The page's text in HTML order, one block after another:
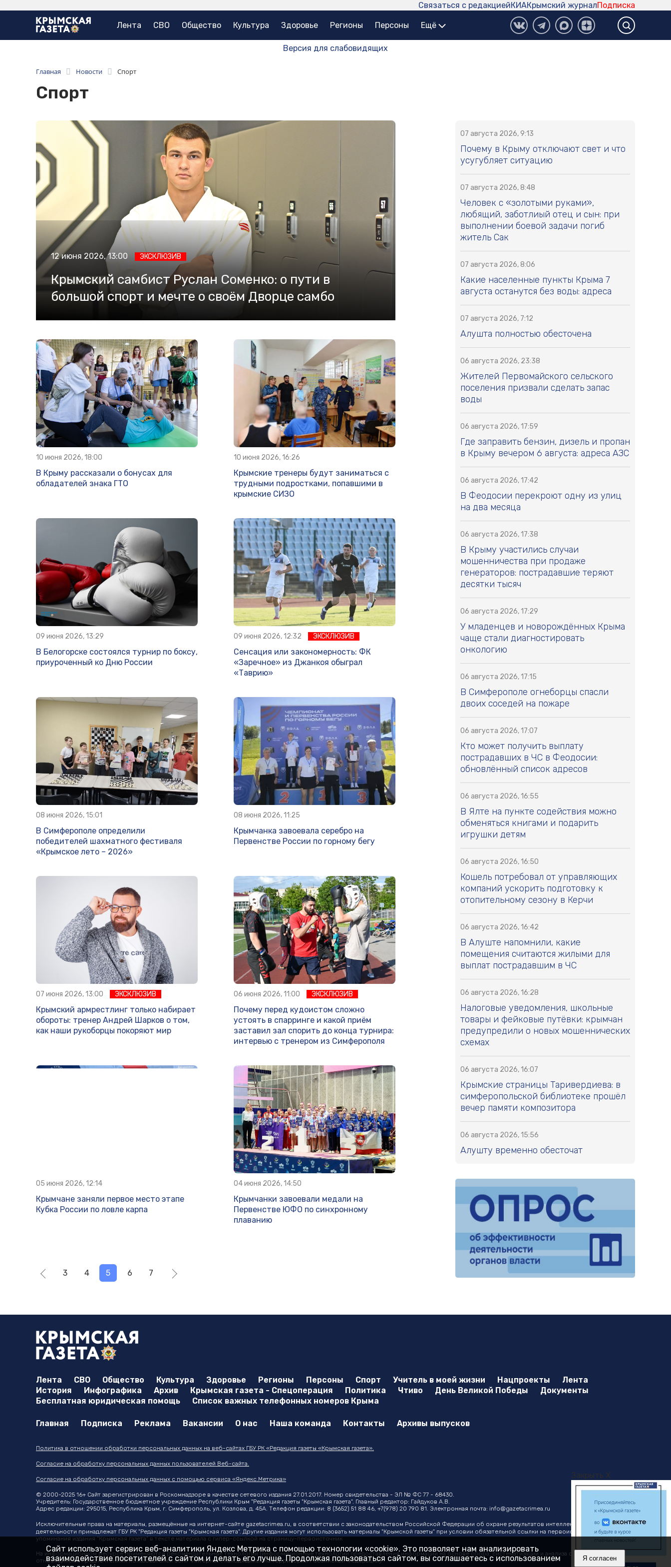
Подписка
Крымский журнал
КИА
Связаться с редакцией
Лента СВО Общество Культура Здоровье Регионы Персоны Ещё
Версия для слабовидящих
Главная Новости Спорт
Спорт
12 июня 2026, 13:00 ЭКСКЛЮЗИВ
Крымский самбист Руслан Соменко: о пути в
большой спорт и мечте о своём Дворце самбо
10 июня 2026, 18:00
В Крыму рассказали о бонусах для
обладателей знака ГТО
10 июня 2026, 16:26
Крымские тренеры будут заниматься с
трудными подростками, попавшими в
крымские СИЗО
09 июня 2026, 13:29
В Белогорске состоялся турнир по боксу,
приуроченный ко Дню России
09 июня 2026, 12:32 ЭКСКЛЮЗИВ
Сенсация или закономерность: ФК
«Заречное» из Джанкоя обыграл
«Таврию»
08 июня 2026, 15:01
В Симферополе определили
победителей шахматного фестиваля
«Крымское лето – 2026»
08 июня 2026, 11:25
Крымчанка завоевала серебро на
Первенстве России по горному бегу
07 июня 2026, 13:00 ЭКСКЛЮЗИВ
Крымский армрестлинг только набирает
обороты: тренер Андрей Шарков о том,
как наши рукоборцы покоряют мир
06 июня 2026, 11:00 ЭКСКЛЮЗИВ
Почему перед кудоистом сложно
устоять в спарринге и какой приём
заставил зал спорить до конца турнира:
интервью с тренером из Симферополя
05 июня 2026, 12:14
Крымчане заняли первое место этапе
Кубка России по ловле карпа
04 июня 2026, 14:50
Крымчанки завоевали медали на
Первенстве ЮФО по синхронному
плаванию
3 4 5 6 7
07 августа 2026, 9:13
Почему в Крыму отключают свет и что
усугубляет ситуацию
07 августа 2026, 8:48
Человек с «золотыми руками»,
любящий, заботлиый отец и сын: при
выполнении боевой задачи погиб
житель Сак
07 августа 2026, 8:06
Какие населенные пункты Крыма 7
августа останутся без воды: адреса
07 августа 2026, 7:12
Алушта полностью обесточена
06 августа 2026, 23:38
Жителей Первомайского сельского
поселения призвали сделать запас
воды
06 августа 2026, 17:59
Где заправить бензин, дизель и пропан
в Крыму вечером 6 августа: адреса АЗС
06 августа 2026, 17:42
В Феодосии перекроют одну из улиц
на два месяца
06 августа 2026, 17:38
В Крыму участились случаи
мошенничества при продаже
генераторов: пострадавшие теряют
десятки тысяч
06 августа 2026, 17:29
У младенцев и новорождённых Крыма
чаще стали диагностировать
онкологию
06 августа 2026, 17:15
В Симферополе огнеборцы спасли
двоих соседей на пожаре
06 августа 2026, 17:07
Кто может получить выплату
пострадавших в ЧС в Феодосии:
обновлённый список адресов
06 августа 2026, 16:55
В Ялте на пункте содействия можно
обменяться книгами и подарить
игрушки детям
06 августа 2026, 16:50
Кошель потребовал от управляющих
компаний ускорить подготовку к
отопительному сезону в Керчи
06 августа 2026, 16:42
В Алуште напомнили, какие
помещения считаются жилыми для
выплат пострадавшим в ЧС
06 августа 2026, 16:28
Налоговые уведомления, школьные
товары и фейковые путёвки: крымчан
предупредили о новых мошеннических
схемах
06 августа 2026, 16:07
Крымские страницы Таривердиева: в
симферопольской библиотеке прошёл
вечер памяти композитора
06 августа 2026, 15:56
Алушту временно обесточат
Закрыть X
Лента СВО Общество Культура Здоровье Регионы Персоны Спорт Учитель в моей жизни Нацпроекты
Лента
История
Инфографика Архив Крымская газета - Спецоперация Политика Чтиво День Великой Победы
Документы
Бесплатная юридическая помощь
Список важных телефонных номеров Крыма
Главная Подписка Реклама Вакансии О нас Наша команда Контакты Архивы выпусков
Политика в отношении обработки персональных данных на веб-сайтах ГБУ РК «Редакция газеты «Крымская газета».
Согласие на обработку персональных данных пользователей Веб-сайта.
Согласие на обработку персональных данных с помощью сервиса «Яндекс.Метрика»
© 2000-2025 16+ Сайт зарегистрирован в Роскомнадзоре в качестве сетевого издания 27.01.2017. Номер свидетельства - ЭЛ № ФС 77 - 68430.
Учредитель: Государственное бюджетное учреждение Республики Крым "Редакция газеты "Крымская газета". Главный редактор: Гайдуков А.В.
Адрес редакции: 295015, Республика Крым, г. Симферополь, ул. Козлова, д. 45А. Телефон редакции: 8 (3652) 51 88 46, +7(978) 20 790 81. Электронная почта: info@gazetacrimea.ru
Исключительные права на материалы, размещённые на интернет-сайте gazetacrimea.ru, в соответствии с законодательством Российской Федерации об охране результатов интеллектуальной
деятельности принадлежат ГБУ РК "Редакция газеты "Крымская газета". Другие издания могут использовать материалы "Крымской газеты" при условии обязательной ссылки на первоисточник в виде
упоминания издания "Крымская газета" в тексте материала с гипер-ссылкой на страницу-первоисточник
На информационном ресурсе применяются рекомендательные технологии (информационные технологии предоставления информации на основе сбора, систематизации и анализа сведений,
относящихся к предпочтениям пользователей сети "Интернет", находящихся на территории Российской Федерации)
Сайт использует сервис веб-аналитики Яндекс Метрика с помощью технологии «cookie». Это позволяет нам анализировать
взаимодействие посетителей с сайтом и делать его лучше. Продолжая пользоваться сайтом, вы соглашаетесь с использованием
Я согласен